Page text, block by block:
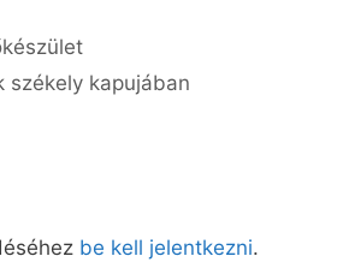
székely kapujában
be kell jelentkezni.